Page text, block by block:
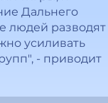
Дальнего
людей разводят
усиливать
- приводит